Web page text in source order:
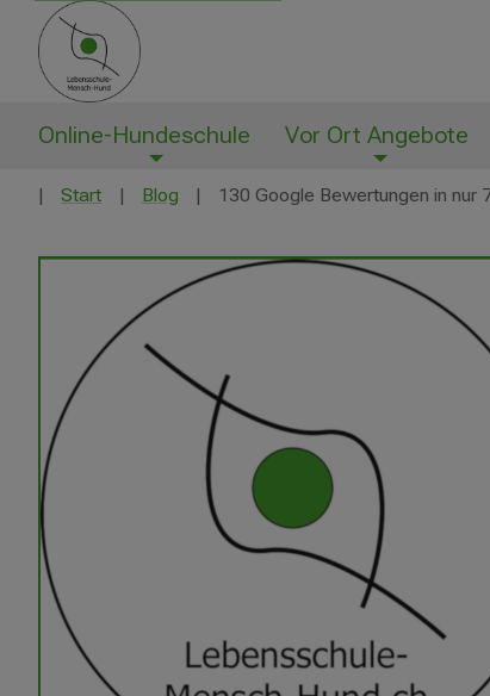
Online-Hundeschule Vor Ort Angebote
Start Blog 130 Google Bewertungen in nur